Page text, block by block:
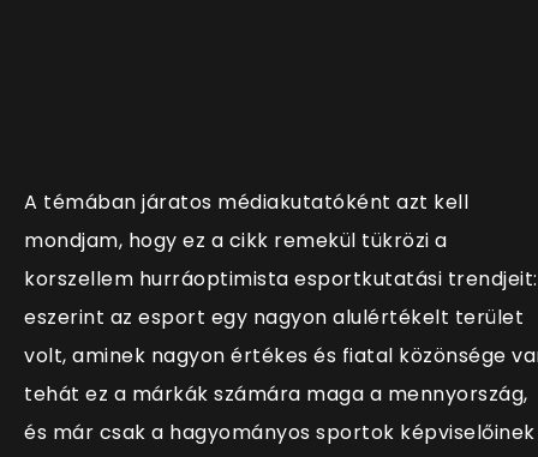
A témában járatos médiakutatóként azt kell
mondjam, hogy ez a cikk remekül tükrözi a
korszellem hurráoptimista esportkutatási trendjeit:
eszerint az esport egy nagyon alulértékelt terület
volt, aminek nagyon értékes és fiatal közönsége
tehát ez a márkák számára maga a mennyország,
és már csak a hagyományos sportok képviselőinek